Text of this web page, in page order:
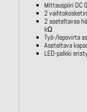
Mittauspiiri DC
2
2 aseteltavaa
kΩ
Työ-/lepovirta
Aseteltava
LED-palkki